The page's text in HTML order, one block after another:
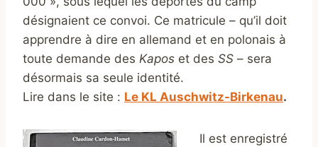
désignaient ce convoi. Ce matricule – qu’il doit
apprendre à dire en allemand et en polonais à
toute demande des Kapos et des SS – sera
désormais sa seule identité.
Lire dans le site : Le KL Auschwitz-Birkenau.
Il est enregistré